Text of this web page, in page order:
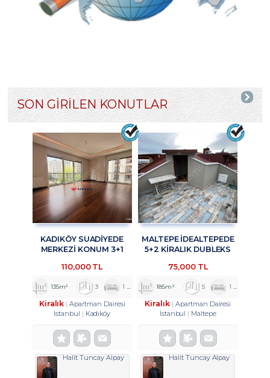
SON GİRİLEN KONUTLAR
KADIKÖY SUADİYEDE
MERKEZİ KONUM 3+1
TROYKADAN
110,000 TL
135m² 3 1 2
Kiralık
Apartman Dairesi
İstanbul
Kadıköy
Halit Tuncay Alpay
MALTEPE İDEALTEPEDE
5+2 KİRALIK DUBLEKS
75,000 TL
185m² 5 1
Kiralık
Apartman Dairesi
İstanbul
Maltepe
Halit Tuncay Alpay